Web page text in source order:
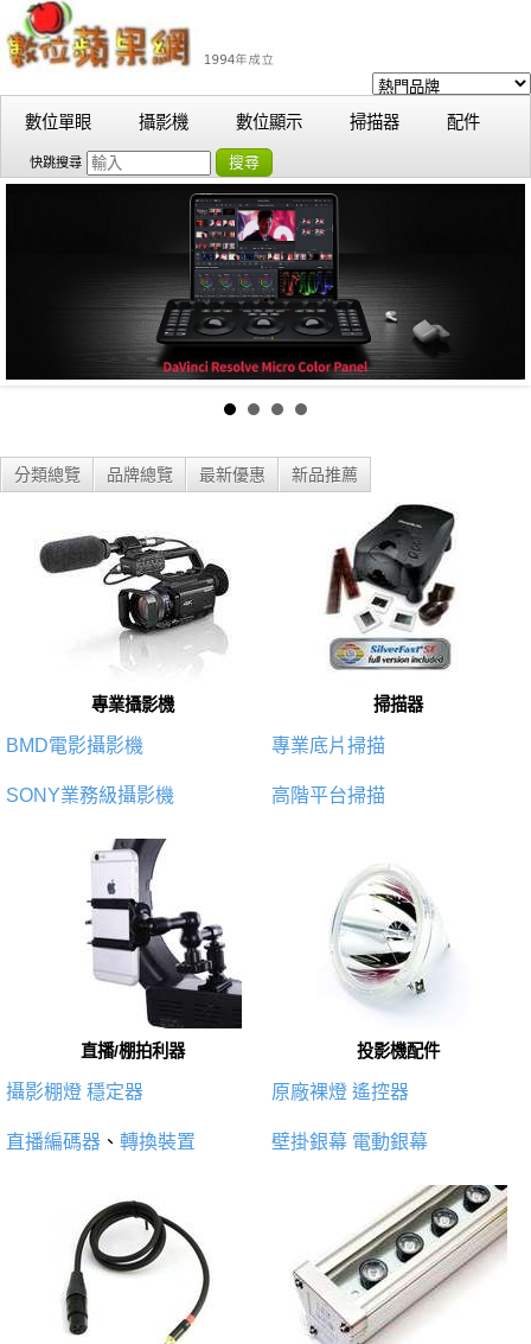
數位單眼 攝影機 數位顯示 掃描器 配件
快跳搜尋 搜尋
分類總覽 品牌總覽 最新優惠 新品推薦
專業攝影機
BMD電影攝影機
SONY業務級攝影機
掃描器
專業底片掃描
高階平台掃描
直播/棚拍利器
攝影棚燈 穩定器
直播編碼器 、 轉換裝置
投影機配件
原廠裸燈 遙控器
壁掛銀幕 電動銀幕